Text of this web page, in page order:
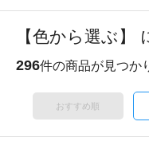
【色から選ぶ】
296件の商品が見つか
おすすめ順